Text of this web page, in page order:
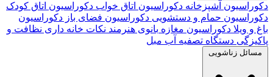
دکوراسیون آشپزخانه دکوراسیون اتاق خواب دکوراسیون اتاق کودک
دکوراسیون حمام و دستشویی دکوراسیون فضای باز دکوراسیون
باغ و ویلا دکوراسیون مغازه بانوی هنرمند نکات خانه داری نظافت و
پاکیزگی دستگاه تصفیه آب مبل
مسائل زناشویی